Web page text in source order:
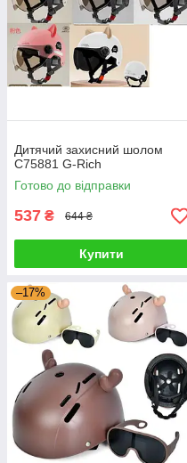
Дитячий захисний шолом
C75881 G-Rich
Готово до відправки
537 ₴ 644 ₴
Купити
–17%